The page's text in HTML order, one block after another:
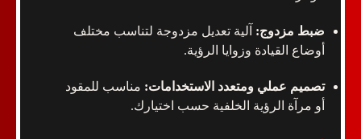
ضبط مزدوج: آلية تعديل مزدوجة لتناسب مختلف
أوضاع القيادة وزوايا الرؤية.
تصميم عملي ومتعدد الاستخدامات: مناسب للمقود
أو مرآة الرؤية الخلفية حسب اختيارك.